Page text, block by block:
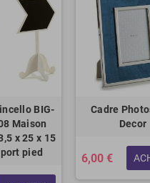
BIG-
Maison
x 25 x 15
pied
Cadre
Decor
6,00 €